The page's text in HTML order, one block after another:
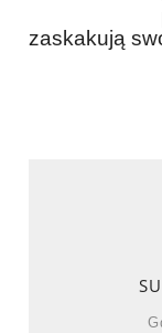
zaskakują